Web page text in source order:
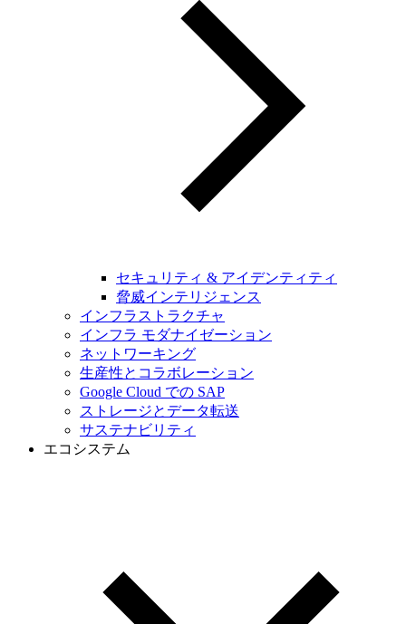
セキュリティ & アイデンティティ
脅威インテリジェンス
インフラストラクチャ
インフラ モダナイゼーション
ネットワーキング
生産性とコラボレーション
Google Cloud での SAP
ストレージとデータ転送
サステナビリティ
エコシステム